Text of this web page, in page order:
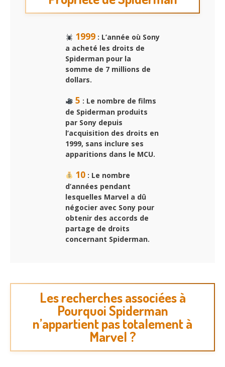
1999: L’année où Sony
a acheté les droits de
Spiderman pour la
somme de 7 millions de
dollars.
5 : Le nombre de films
de Spiderman produits
par Sony depuis
l’acquisition des droits en
1999, sans inclure ses
apparitions dans le MCU.
10: Le nombre
d’années pendant
lesquelles Marvel a dû
négocier avec Sony pour
obtenir des accords de
partage de droits
concernant Spiderman.
Les recherches associées à
Pourquoi Spiderman
n’appartient pas totalement à
Marvel ?